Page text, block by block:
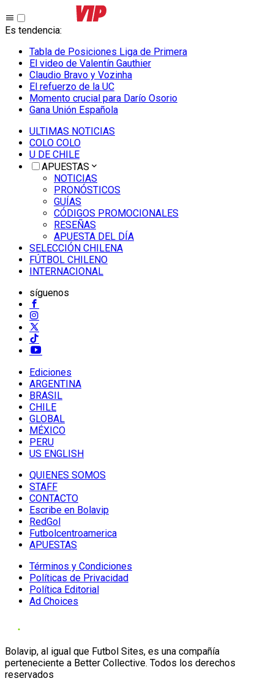
Es tendencia:
Tabla de Posiciones Liga de Primera
El video de Valentín Gauthier
Claudio Bravo y Vozinha
El refuerzo de la UC
Momento crucial para Darío Osorio
Gana Unión Española
ULTIMAS NOTICIAS
COLO COLO
U DE CHILE
APUESTAS
NOTICIAS
PRONÓSTICOS
GUÍAS
CÓDIGOS PROMOCIONALES
RESEÑAS
APUESTA DEL DÍA
SELECCIÓN CHILENA
FÚTBOL CHILENO
INTERNACIONAL
síguenos
Ediciones
ARGENTINA
BRASIL
CHILE
GLOBAL
MÉXICO
PERU
US ENGLISH
QUIENES SOMOS
STAFF
CONTACTO
Escribe en Bolavip
RedGol
Futbolcentroamerica
APUESTAS
Términos y Condiciones
Políticas de Privacidad
Política Editorial
Ad Choices
Bolavip, al igual que Futbol Sites, es una compañía
perteneciente a Better Collective. Todos los derechos
reservados